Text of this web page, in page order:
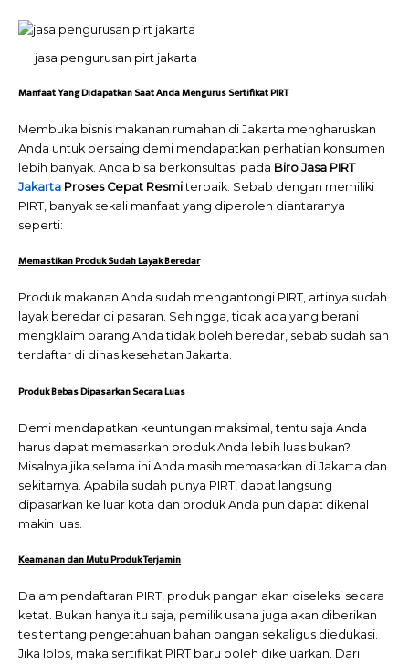
jasa pengurusan pirt jakarta
Manfaat Yang Didapatkan Saat Anda Mengurus Sertifikat PIRT
Membuka bisnis makanan rumahan di Jakarta mengharuskan
Anda untuk bersaing demi mendapatkan perhatian konsumen
lebih banyak. Anda bisa berkonsultasi pada Biro Jasa PIRT
Jakarta Proses Cepat Resmiterbaik. Sebab dengan memiliki
PIRT, banyak sekali manfaat yang diperoleh diantaranya
seperti:
Memastikan Produk Sudah Layak Beredar
Produk makanan Anda sudah mengantongi PIRT, artinya sudah
layak beredar di pasaran. Sehingga, tidak ada yang berani
mengklaim barang Anda tidak boleh beredar, sebab sudah sah
terdaftar di dinas kesehatan Jakarta.
Produk Bebas Dipasarkan Secara Luas
Demi mendapatkan keuntungan maksimal, tentu saja Anda
harus dapat memasarkan produk Anda lebih luas bukan?
Misalnya jika selama ini Anda masih memasarkan di Jakarta dan
sekitarnya. Apabila sudah punya PIRT, dapat langsung
dipasarkan ke luar kota dan produk Anda pun dapat dikenal
makin luas.
Keamanan dan Mutu Produk Terjamin
Dalam pendaftaran PIRT, produk pangan akan diseleksi secara
ketat. Bukan hanya itu saja, pemilik usaha juga akan diberikan
tes tentang pengetahuan bahan pangan sekaligus diedukasi.
Jika lolos, maka sertifikat PIRT baru boleh dikeluarkan. Dari